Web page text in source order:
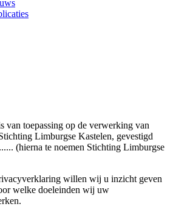
van toepassing op de verwerking van
Limburgse Kastelen, gevestigd
(hierna te noemen Stichting Limburgse
willen wij u inzicht geven
welke doeleinden wij uw